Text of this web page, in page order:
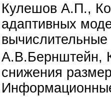
Кулешов А.П.,
адаптивных
А.В.Бернштейн,
снижения